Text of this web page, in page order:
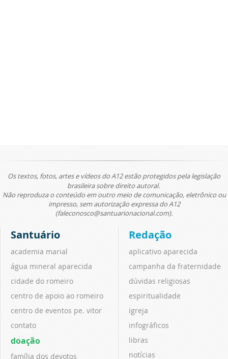
Os textos, fotos, artes e vídeos do A12 estão protegidos pela legislação
brasileira sobre direito autoral.
Não reproduza o conteúdo em outro meio de comunicação, eletrônico ou
impresso, sem autorização expressa do A12
(faleconosco@santuarionacional.com).
Santuário
academia marial
água mineral aparecida
cidade do romeiro
centro de apoio ao romeiro
centro de eventos pe. vitor
contato
doação
família dos devotos
Redação
aplicativo aparecida
campanha da fraternidade
dúvidas religiosas
espiritualidade
igreja
infográficos
libras
notícias